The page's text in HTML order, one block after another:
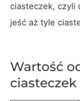
ciasteczek, czyli
jeść aż tyle
Wartość
ciasteczek